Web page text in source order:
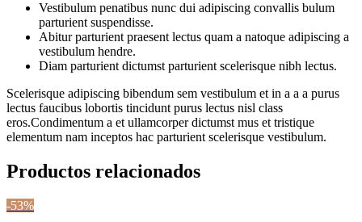
Vestibulum penatibus nunc dui adipiscing convallis bulum
parturient suspendisse.
Abitur parturient praesent lectus quam a natoque adipiscing a
vestibulum hendre.
Diam parturient dictumst parturient scelerisque nibh lectus.
Scelerisque adipiscing bibendum sem vestibulum et in a a a purus
lectus faucibus lobortis tincidunt purus lectus nisl class
eros.Condimentum a et ullamcorper dictumst mus et tristique
elementum nam inceptos hac parturient scelerisque vestibulum.
Productos relacionados
-53%